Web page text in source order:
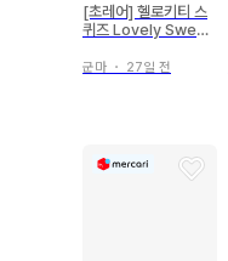
[초레어] 헬로키티 스
퀴즈 Lovely Sweet
군마 ・ 27일 전